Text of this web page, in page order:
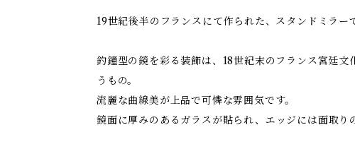
19世紀後半のフランスにて作られた、スタンドミラー
釣鐘型の鏡を彩る装飾は、18世紀末のフランス宮廷
うもの。
流麗な曲線美が上品で可憐な雰囲気です。
鏡面に厚みのあるガラスが貼られ、エッジには面取り